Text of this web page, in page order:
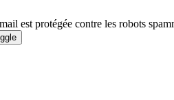
est protégée contre les robots